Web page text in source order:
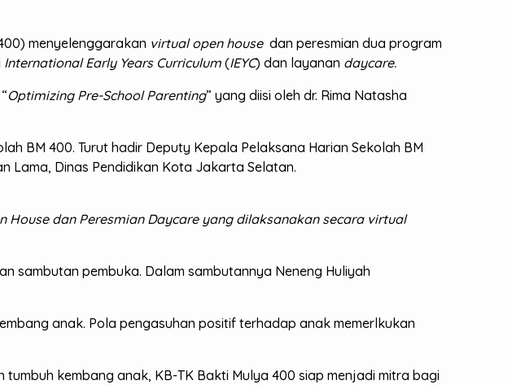
menyelenggarakan virtual open housedan peresmian dua program
International Early Years Curriculum (IEYC) dan layanan daycare.
Optimizing Pre-School Parenting” yang diisi oleh dr. Rima Natasha
BM 400. Turut hadir Deputy Kepala Pelaksana Harian Sekolah BM
Lama, Dinas Pendidikan Kota Jakarta Selatan.
House dan Peresmian Daycare yang dilaksanakan secara virtual
sambutan pembuka. Dalam sambutannya Neneng Huliyah
anak. Pola pengasuhan positif terhadap anak memerlkukan
kembang anak, KB-TK Bakti Mulya 400 siap menjadi mitra bagi